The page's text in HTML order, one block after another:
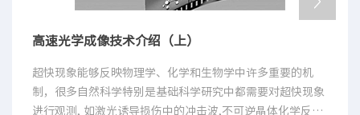
域的创新应用，为相关领域的研究者提供相关的技术参考和
高速光学成像技术介绍（上）
超快现象能够反映物理学、化学和生物学中许多重要的机
制，很多自然科学特别是基础科学研究中都需要对超快现象
进行观测, 如激光诱导损伤中的冲击波,不可逆晶体化学反应,